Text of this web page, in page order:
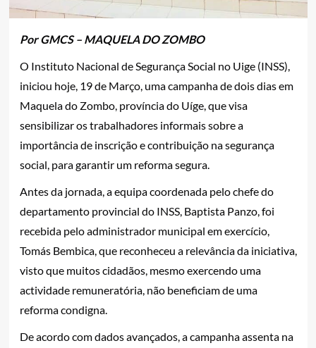
Por GMCS – MAQUELA DO ZOMBO
O Instituto Nacional de Segurança Social no Uige (INSS),
iniciou hoje, 19 de Março, uma campanha de dois dias em
Maquela do Zombo, província do Uíge, que visa
sensibilizar os trabalhadores informais sobre a
importância de inscrição e contribuição na segurança
social, para garantir um reforma segura.
Antes da jornada, a equipa coordenada pelo chefe do
departamento provincial do INSS, Baptista Panzo, foi
recebida pelo administrador municipal em exercício,
Tomás Bembica, que reconheceu a relevância da iniciativa,
visto que muitos cidadãos, mesmo exercendo uma
actividade remuneratória, não beneficiam de uma
reforma condigna.
De acordo com dados avançados, a campanha assenta na